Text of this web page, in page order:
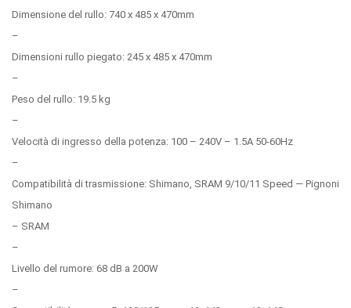
Dimensione del rullo: 740 x 485 x 470mm
–
Dimensioni rullo piegato: 245 x 485 x 470mm
–
Peso del rullo: 19.5 kg
–
Velocità di ingresso della potenza: 100 – 240V – 1.5A 50-60Hz
–
Compatibilità di trasmissione: Shimano, SRAM 9/10/11 Speed — Pignoni
Shimano
– SRAM
–
Livello del rumore: 68 dB a 200W
–